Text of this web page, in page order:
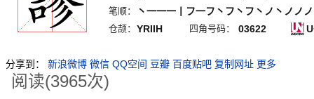
笔顺：
丶一一一丨フ一フ丶フ丶フ丶ノ丶ノノノ
仓颉： YRIIH 四角号码： 03622
分享到： 新浪微博 微信 QQ空间 豆瓣 百度贴吧 复制网址 更多
阅读(3965次)